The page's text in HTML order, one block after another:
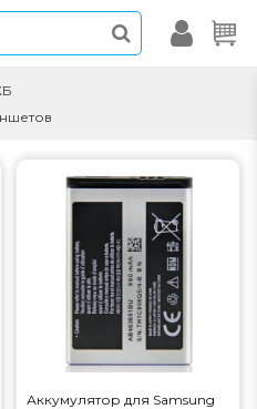
Аккумулятор для Samsung